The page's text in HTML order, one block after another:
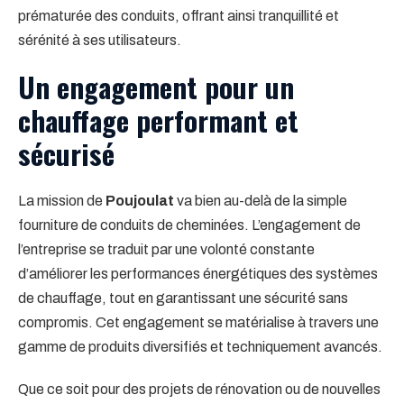
prématurée des conduits, offrant ainsi tranquillité et
sérénité à ses utilisateurs.
Un engagement pour un
chauffage performant et
sécurisé
La mission de Poujoulat va bien au-delà de la simple
fourniture de conduits de cheminées. L’engagement de
l’entreprise se traduit par une volonté constante
d’améliorer les performances énergétiques des systèmes
de chauffage, tout en garantissant une sécurité sans
compromis. Cet engagement se matérialise à travers une
gamme de produits diversifiés et techniquement avancés.
Que ce soit pour des projets de rénovation ou de nouvelles